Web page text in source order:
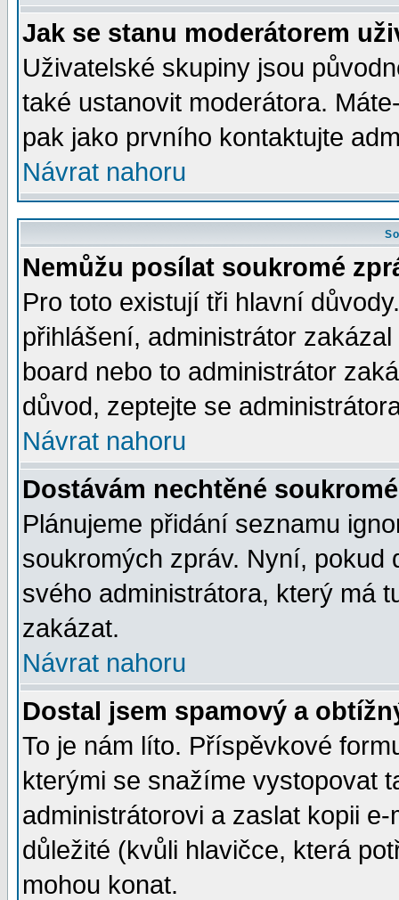
Jak se stanu moderátorem
Uživatelské skupiny jsou
také ustanovit moderátora.
pak jako prvního kontaktujte
Návrat nahoru
Nemůžu posílat soukromé
Pro toto existují tři hlavní
přihlášení, administrátor
board nebo to administrátor
důvod, zeptejte se
Návrat nahoru
Dostávám nechtěné
Plánujeme přidání seznamu
soukromých zpráv. Nyní, pokud
svého administrátora, který má
zakázat.
Návrat nahoru
Dostal jsem spamový a
To je nám líto. Příspěvkové
kterými se snažíme vystopovat
administrátorovi a zaslat kopii
důležité (kvůli hlavičce, která
mohou konat.